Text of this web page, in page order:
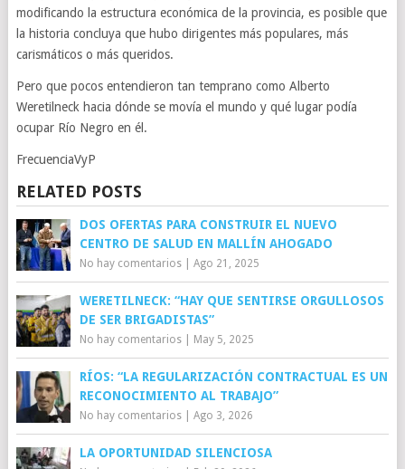
modificando la estructura económica de la provincia, es posible que
la historia concluya que hubo dirigentes más populares, más
carismáticos o más queridos.
Pero que pocos entendieron tan temprano como Alberto
Weretilneck hacia dónde se movía el mundo y qué lugar podía
ocupar Río Negro en él.
FrecuenciaVyP
RELATED POSTS
DOS OFERTAS PARA CONSTRUIR EL NUEVO
CENTRO DE SALUD EN MALLÍN AHOGADO
No hay comentarios| Ago 21, 2025
WERETILNECK: “HAY QUE SENTIRSE ORGULLOSOS
DE SER BRIGADISTAS”
No hay comentarios| May 5, 2025
RÍOS: “LA REGULARIZACIÓN CONTRACTUAL ES UN
RECONOCIMIENTO AL TRABAJO”
No hay comentarios| Ago 3, 2026
LA OPORTUNIDAD SILENCIOSA